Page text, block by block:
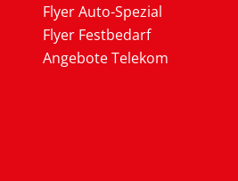
Flyer Auto-Spezial
Flyer Festbedarf
Angebote Telekom